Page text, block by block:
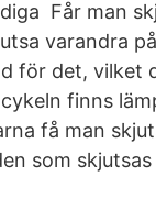
Får man
varandra
för det, vilket
finns
få man
som